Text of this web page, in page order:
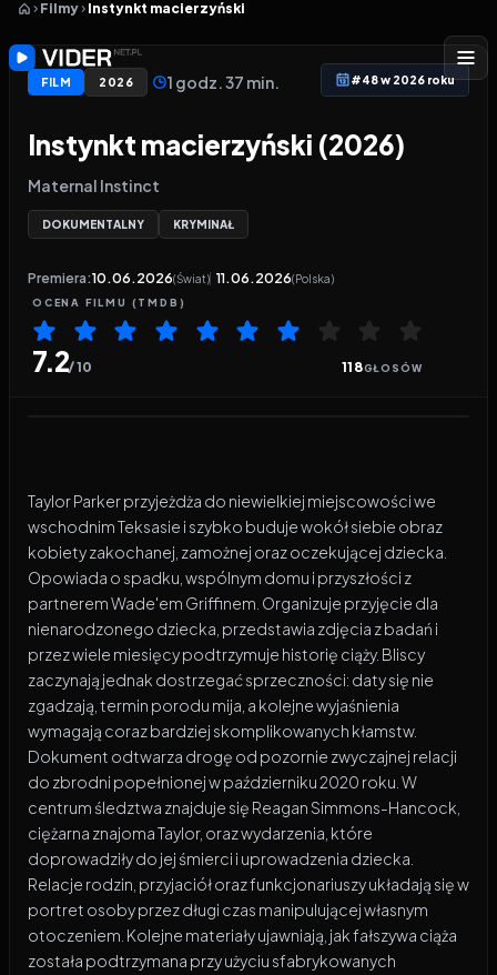
Filmy Instynkt macierzyński
FILM 2026 1 godz. 37 min. #48 w 2026 roku
Instynkt macierzyński (2026)
Maternal Instinct
DOKUMENTALNY KRYMINAŁ
Premiera:10.06.2026(Świat) 11.06.2026(Polska)
OCENA FILMU (TMDB)
7.2/ 10 118GŁOSÓW
Taylor Parker przyjeżdża do niewielkiej miejscowości we
wschodnim Teksasie i szybko buduje wokół siebie obraz
kobiety zakochanej, zamożnej oraz oczekującej dziecka.
Opowiada o spadku, wspólnym domu i przyszłości z
partnerem Wade'em Griffinem. Organizuje przyjęcie dla
nienarodzonego dziecka, przedstawia zdjęcia z badań i
przez wiele miesięcy podtrzymuje historię ciąży. Bliscy
zaczynają jednak dostrzegać sprzeczności: daty się nie
zgadzają, termin porodu mija, a kolejne wyjaśnienia
wymagają coraz bardziej skomplikowanych kłamstw.
Dokument odtwarza drogę od pozornie zwyczajnej relacji
do zbrodni popełnionej w październiku 2020 roku. W
centrum śledztwa znajduje się Reagan Simmons-Hancock,
ciężarna znajoma Taylor, oraz wydarzenia, które
doprowadziły do jej śmierci i uprowadzenia dziecka.
Relacje rodzin, przyjaciół oraz funkcjonariuszy układają się w
portret osoby przez długi czas manipulującej własnym
otoczeniem. Kolejne materiały ujawniają, jak fałszywa ciąża
została podtrzymana przy użyciu sfabrykowanych